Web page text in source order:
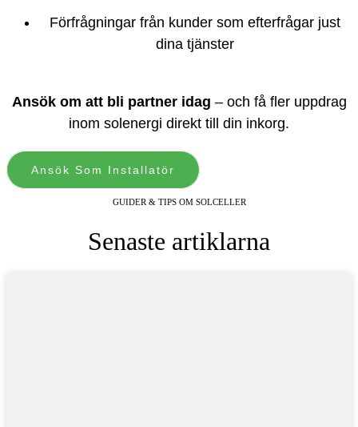
Förfrågningar från kunder som efterfrågar just
dina tjänster
Ansök om att bli partner idag – och få fler uppdrag
inom solenergi direkt till din inkorg.
Ansök Som Installatör
GUIDER & TIPS OM SOLCELLER
Senaste artiklarna